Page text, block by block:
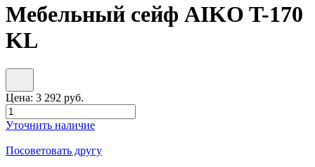
Мебельный сейф AIKO T-170
KL
Цена: 3 292 руб.
Уточнить наличие
Посоветовать другу